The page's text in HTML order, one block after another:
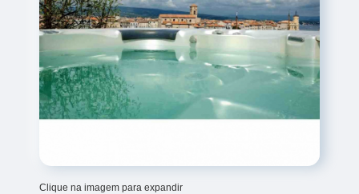
Clique na imagem para expandir